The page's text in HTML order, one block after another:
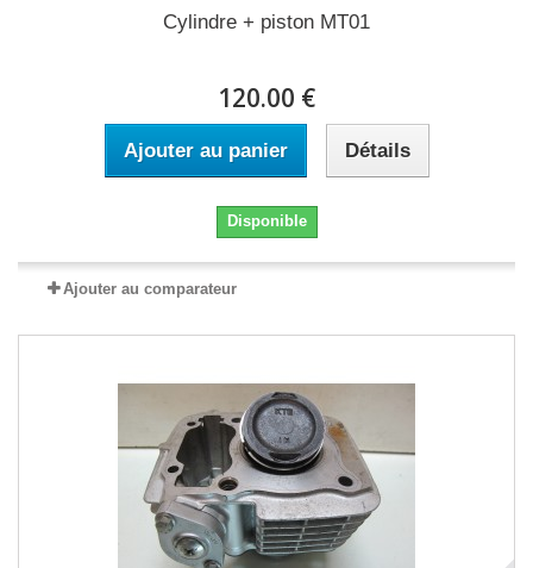
Cylindre + piston MT01
120.00 €
Ajouter au panier Détails
Disponible
Ajouter au comparateur